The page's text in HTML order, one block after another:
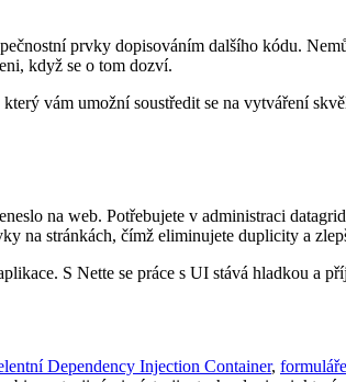
prvky dopisováním dalšího kódu.
když se o tom dozví.
vám umožní soustředit se na vytváření
na web. Potřebujete v administraci
na stránkách, čímž eliminujete duplicity a
S Nette se práce s UI stává hladkou a
Dependency Injection Container, formuláře